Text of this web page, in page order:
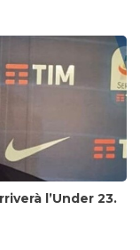
l’Under 23.